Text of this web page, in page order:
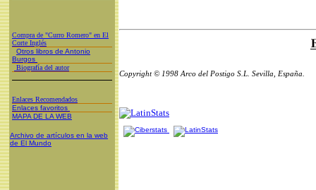
Compra de "Curro Romero" en El
Corte Inglés
Otros libros de Antonio
Burgos
Biografía del autor
Enlaces Recomendados
Enlaces favoritos
MAPA DE LA WEB
Archivo de artículos en la web
de El Mundo
Copyright © 1998 Arco del Postigo S.L. Sevilla, España.